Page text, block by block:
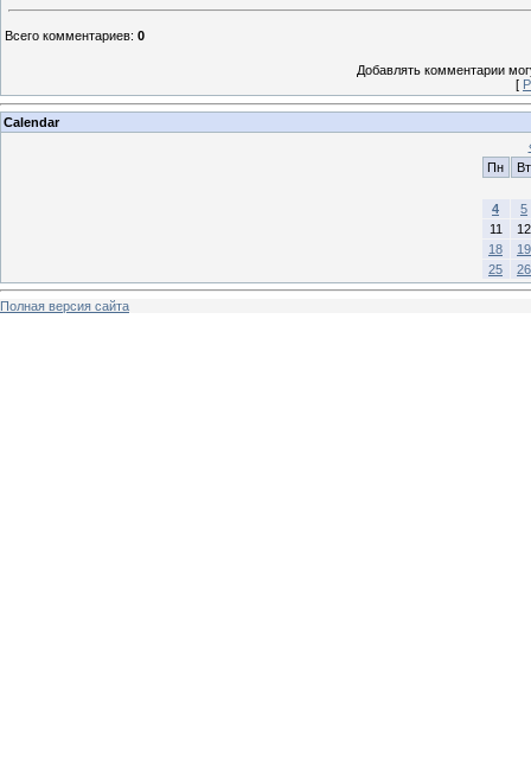
Всего комментариев: 0
Добавлять комментарии
[
Calendar
Пн
Вт
4
5
11
12
18
19
25
26
Полная версия сайта